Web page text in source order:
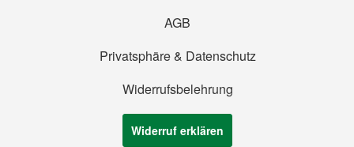
AGB
Privatsphäre & Datenschutz
Widerrufsbelehrung
Widerruf erklären